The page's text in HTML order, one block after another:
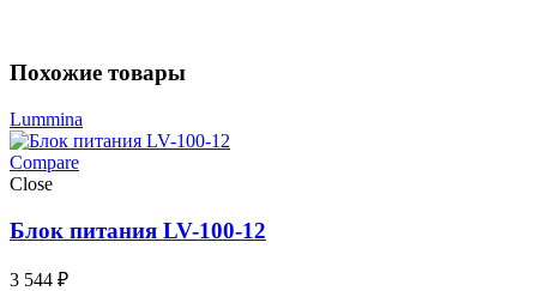
Похожие товары
Lummina
Compare
Close
Блок питания LV-100-12
3 544 ₽